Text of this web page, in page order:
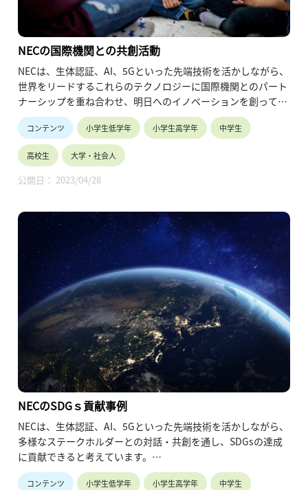
NECの国際機関との共創活動
NECは、生体認証、AI、5Gといった先端技術を活かしながら、
世界をリードするこれらのテクノロジーに国際機関とのパート
ナーシップを重ね合わせ、明日へのイノベーションを創ってい
きます。
ここでは、NECの国際機関との共創活動をご紹介します。
コンテンツ 小学生低学年 小学生高学年 中学生
高校生 大学・社会人
公開日： 2023/04/28
NECのSDGｓ貢献事例
NECは、生体認証、AI、5Gといった先端技術を活かしながら、
多様なステークホルダーとの対話・共創を通し、SDGsの達成
に貢献できると考えています。
ここでは、NECのSDGs達成への貢献事例をご紹介します。
コンテンツ 小学生低学年 小学生高学年 中学生